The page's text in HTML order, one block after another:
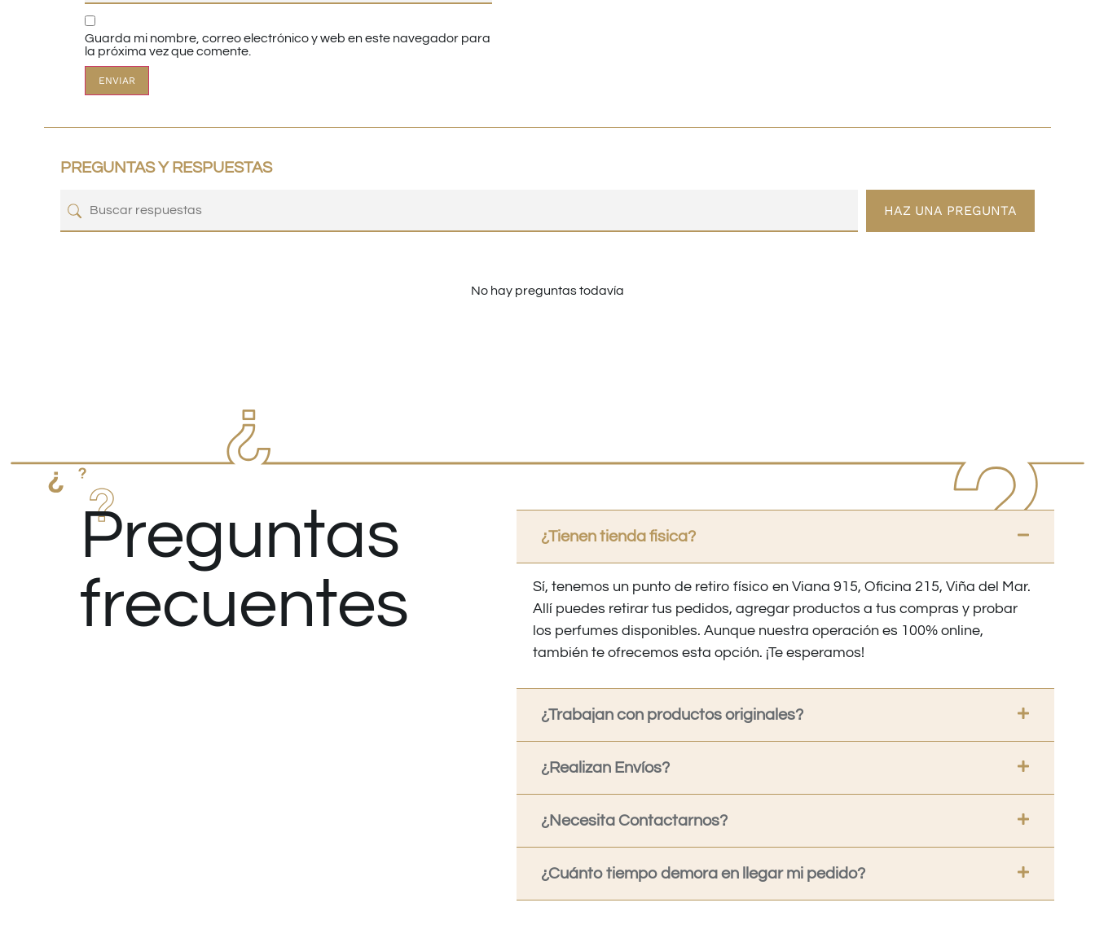
Guarda mi nombre, correo electrónico y web en este navegador para
la próxima vez que comente.
PREGUNTAS Y RESPUESTAS
HAZ UNA PREGUNTA
No hay preguntas todavía
Preguntas
frecuentes
¿Tienen tienda fisica?
Sí, tenemos un punto de retiro físico en Viana 915, Oficina 215, Viña del Mar.
Allí puedes retirar tus pedidos, agregar productos a tus compras y probar
los perfumes disponibles. Aunque nuestra operación es 100% online,
también te ofrecemos esta opción. ¡Te esperamos!
¿Trabajan con productos originales?
¿Realizan Envíos?
¿Necesita Contactarnos?
¿Cuánto tiempo demora en llegar mi pedido?